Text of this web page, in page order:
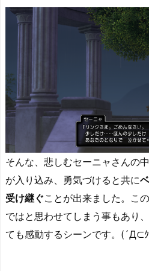
そんな、悲しむセーニャさんの
が入り込み、勇気づけると共に
受け継ぐことが出来ました。こ
ではと思わせてしまう事もあり
ても感動するシーンです。(´Д⊂